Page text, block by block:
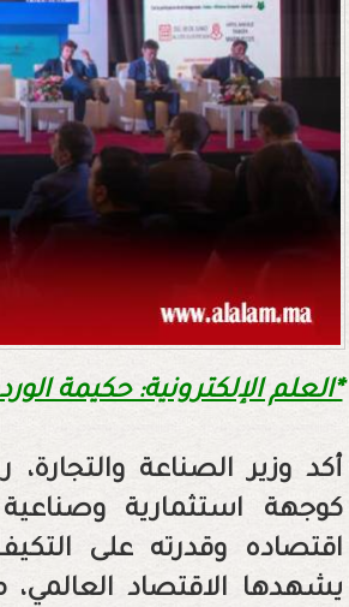
*العلم الإلكترونية: حكيمة
أكد وزير الصناعة
كوجهة استثمارية
اقتصاده وقدرته على
يشهدها الاقتصاد